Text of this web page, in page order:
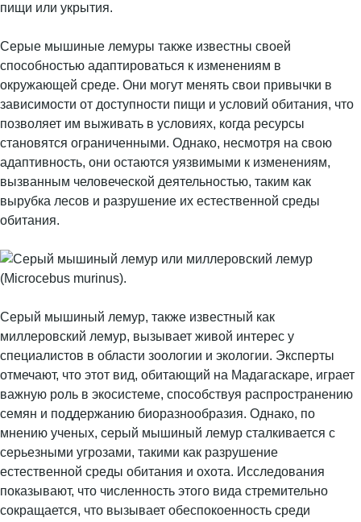
пищи или укрытия.
Серые мышиные лемуры также известны своей
способностью адаптироваться к изменениям в
окружающей среде. Они могут менять свои привычки в
зависимости от доступности пищи и условий обитания, что
позволяет им выживать в условиях, когда ресурсы
становятся ограниченными. Однако, несмотря на свою
адаптивность, они остаются уязвимыми к изменениям,
вызванным человеческой деятельностью, таким как
вырубка лесов и разрушение их естественной среды
обитания.
Серый мышиный лемур, также известный как
миллеровский лемур, вызывает живой интерес у
специалистов в области зоологии и экологии. Эксперты
отмечают, что этот вид, обитающий на Мадагаскаре, играет
важную роль в экосистеме, способствуя распространению
семян и поддержанию биоразнообразия. Однако, по
мнению ученых, серый мышиный лемур сталкивается с
серьезными угрозами, такими как разрушение
естественной среды обитания и охота. Исследования
показывают, что численность этого вида стремительно
сокращается, что вызывает обеспокоенность среди